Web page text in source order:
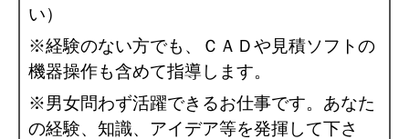
い）
※経験のない方でも、ＣＡＤや見積ソフトの
機器操作も含めて指導します。
※男女問わず活躍できるお仕事です。あなた
の経験、知識、アイデア等を発揮して下さ